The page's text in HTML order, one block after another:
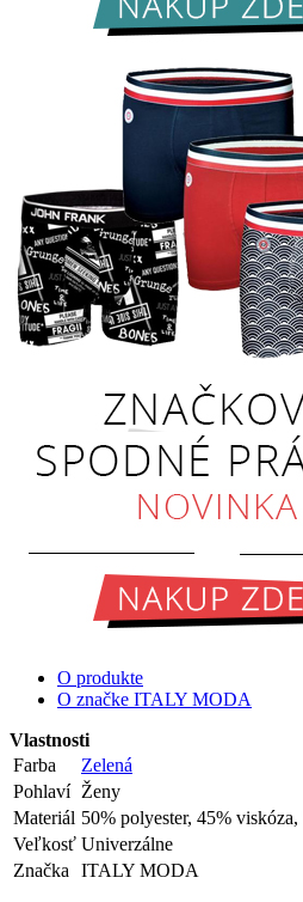
O produkte
O značke ITALY MODA
Vlastnosti
Farba
Zelená
Pohlaví Ženy
Materiál 50% polyester, 45% viskóza,
Veľkosť Univerzálne
Značka
ITALY MODA